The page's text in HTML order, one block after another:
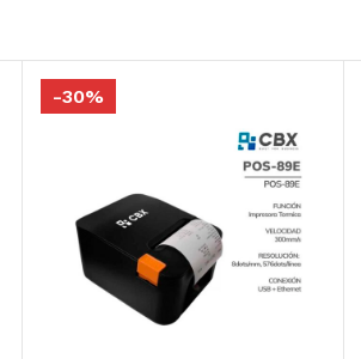
-30%